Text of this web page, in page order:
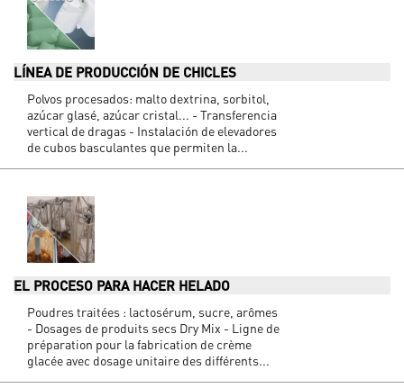
LÍNEA DE PRODUCCIÓN DE CHICLES
Polvos procesados: malto dextrina, sorbitol,
azúcar glasé, azúcar cristal... - Transferencia
vertical de dragas - Instalación de elevadores
de cubos basculantes que permiten la...
EL PROCESO PARA HACER HELADO
Poudres traitées : lactosérum, sucre, arômes
- Dosages de produits secs Dry Mix - Ligne de
préparation pour la fabrication de crème
glacée avec dosage unitaire des différents...